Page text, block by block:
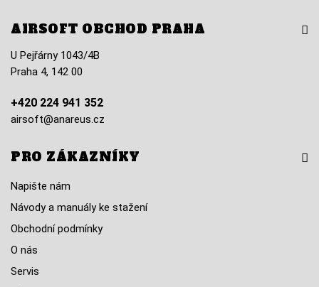
AIRSOFT OBCHOD PRAHA
U Pejřárny 1043/4B
Praha 4, 142 00
+420 224 941 352
airsoft@anareus.cz
PRO ZÁKAZNÍKY
Napište nám
Návody a manuály ke stažení
Obchodní podmínky
O nás
Servis